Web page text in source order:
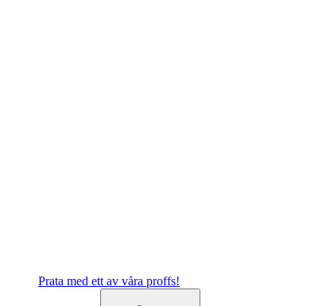
Prata med ett av våra proffs!